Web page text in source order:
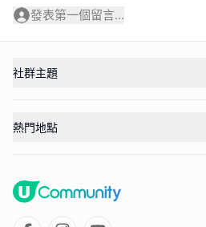
發表第一個留言...
社群主題
熱門地點